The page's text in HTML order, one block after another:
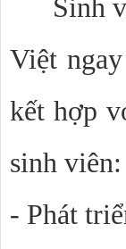
Sinh
Việt
kết hợp
sinh viên:
- Phát